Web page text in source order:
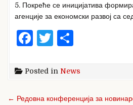
5. Покреће се иницијатива
агенције за економски развој са
F
c
T
it ar
Posted in News
Кретање
← Редовна конференција за